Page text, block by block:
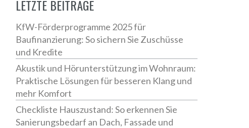
LETZTE BEITRÄGE
KfW-Förderprogramme 2025 für
Baufinanzierung: So sichern Sie Zuschüsse
und Kredite
Akustik und Hörunterstützung im Wohnraum:
Praktische Lösungen für besseren Klang und
mehr Komfort
Checkliste Hauszustand: So erkennen Sie
Sanierungsbedarf an Dach, Fassade und